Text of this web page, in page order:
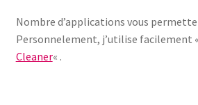
Nombre d’applications vous
Personnelement, j’utilise facilement «
Cleaner« .